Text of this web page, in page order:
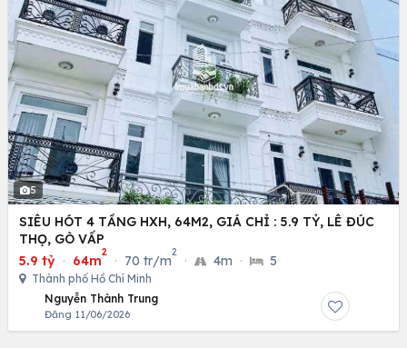
5
SIÊU HÓT 4 TẦNG HXH, 64M2, GIÁ CHỈ : 5.9 TỶ, LÊ ĐÚC
THỌ, GÒ VẤP
5.9 tỷ · 64m
2
· 70 tr/m
2
· 4m · 5
Thành phố Hồ Chí Minh
Nguyễn Thành Trung
Đăng 11/06/2026